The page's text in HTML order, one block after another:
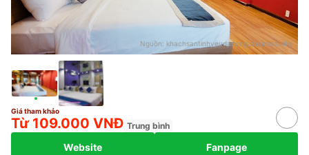
Nguồn: khachsantinhyeudanang.business.site
Giá tham khảo
Từ 109.000 VNĐ Trung bình
Website Fanpage